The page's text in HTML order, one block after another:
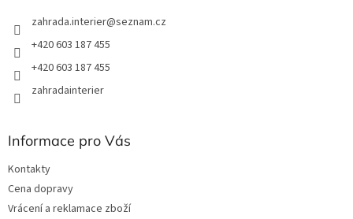
zahrada.interier@seznam.cz
+420 603 187 455
+420 603 187 455
zahradainterier
Informace pro Vás
Kontakty
Cena dopravy
Vrácení a reklamace zboží